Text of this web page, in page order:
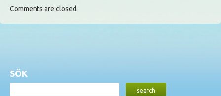
Comments are closed.
SÖK